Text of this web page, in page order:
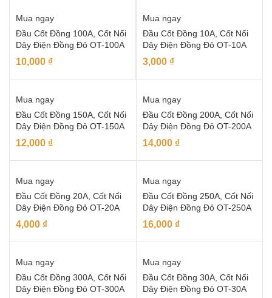
Mua ngay
Đầu Cốt Đồng 100A, Cốt Nối
Dây Điện Đồng Đỏ OT-100A
10,000 ₫
Mua ngay
Đầu Cốt Đồng 10A, Cốt Nối
Dây Điện Đồng Đỏ OT-10A
3,000 ₫
Mua ngay
Đầu Cốt Đồng 150A, Cốt Nối
Dây Điện Đồng Đỏ OT-150A
12,000 ₫
Mua ngay
Đầu Cốt Đồng 200A, Cốt Nối
Dây Điện Đồng Đỏ OT-200A
14,000 ₫
Mua ngay
Đầu Cốt Đồng 20A, Cốt Nối
Dây Điện Đồng Đỏ OT-20A
4,000 ₫
Mua ngay
Đầu Cốt Đồng 250A, Cốt Nối
Dây Điện Đồng Đỏ OT-250A
16,000 ₫
Mua ngay
Đầu Cốt Đồng 300A, Cốt Nối
Dây Điện Đồng Đỏ OT-300A
Mua ngay
Đầu Cốt Đồng 30A, Cốt Nối
Dây Điện Đồng Đỏ OT-30A